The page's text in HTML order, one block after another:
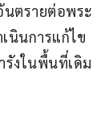
นตรายต่อพระ
นินการแก้ไข
รังในพื้นที่เดิม